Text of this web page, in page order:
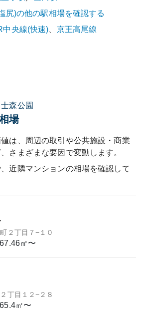
尻)の他の駅相場を確認する
中央線(快速) 京王高尾線
森公園
場
は、周辺の取引や公共施設・商業
さまざまな要因で変動します。
近隣マンションの相場を確認して
２丁目７−１０
67.46㎡〜
丁目１２−２８
65.4㎡〜